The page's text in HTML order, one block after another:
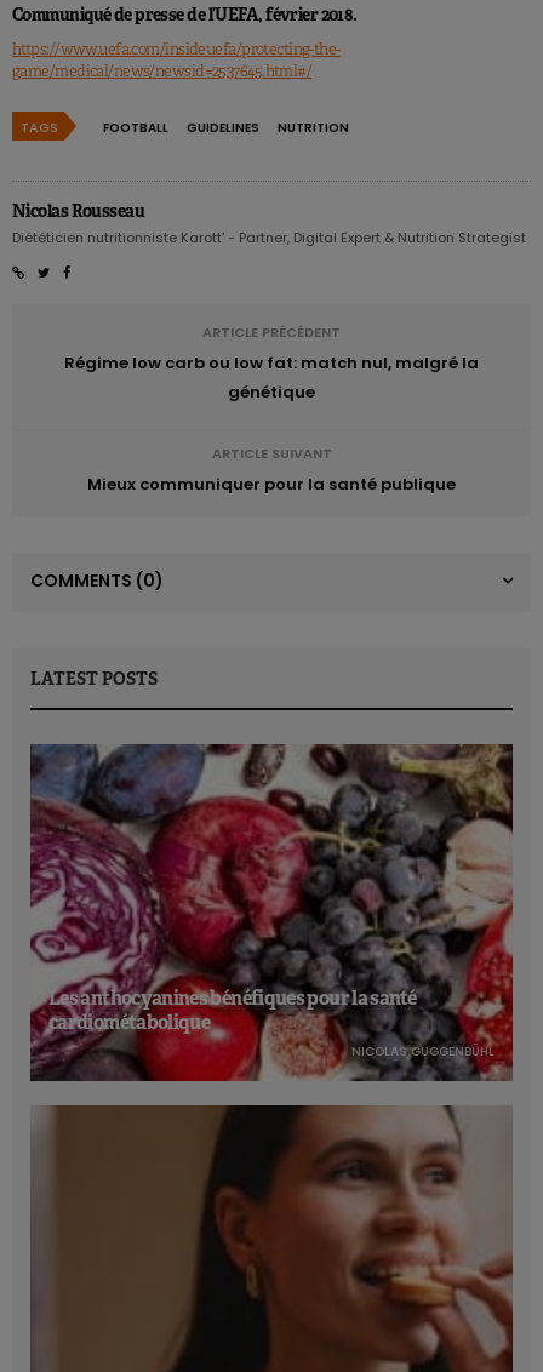
Communiqué de presse de l’UEFA, février 2018.
https://www.uefa.com/insideuefa/protecting-the-
game/medical/news/newsid=2537645.html#/
TAGS FOOTBALL GUIDELINES NUTRITION
Nicolas Rousseau
Diététicien nutritionniste Karott' - Partner, Digital Expert & Nutrition Strategist
ARTICLE PRÉCÉDENT
Régime low carb ou low fat: match nul, malgré la
génétique
ARTICLE SUIVANT
Mieux communiquer pour la santé publique
COMMENTS (0)
LATEST POSTS
Les anthocyanines bénéfiques pour la santé
cardiométabolique
NICOLAS GUGGENBÜHL